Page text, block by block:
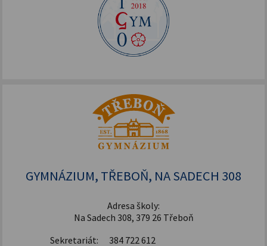
GYMNÁZIUM, TŘEBOŇ, NA SADECH 308
Adresa školy:
Na Sadech 308, 379 26 Třeboň
Sekretariát:
384 722 612